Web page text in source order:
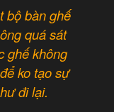
bộ bàn ghế
quá sát
ghế không
ko tạo sự
đi lại.